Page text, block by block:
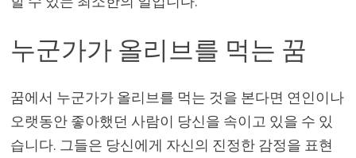
누군가가 올리브를 먹는 꿈
꿈에서 누군가가 올리브를 먹는 것을 본다면 연인이나
오랫동안 좋아했던 사람이 당신을 속이고 있을 수 있
습니다. 그들은 당신에게 자신의 진정한 감정을 표현